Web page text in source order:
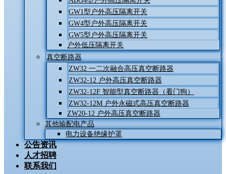
GW1型户外高压隔离开关
GW4型户外高压隔离开关
GW5型户外高压隔离开关
户外低压隔离开关
真空断路器
ZW32 一二次融合高压真空断路器
ZW32-12 户外高压真空断路器
ZW32-12F 智能型真空断路器（看门狗）
ZW32-12M 户外永磁式高压真空断路器
ZW20-12 户外高压真空断路器
其他输配电产品
电力设备绝缘护罩
公告资讯
人才招聘
联系我们